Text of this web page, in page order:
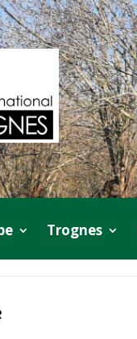
Trognes